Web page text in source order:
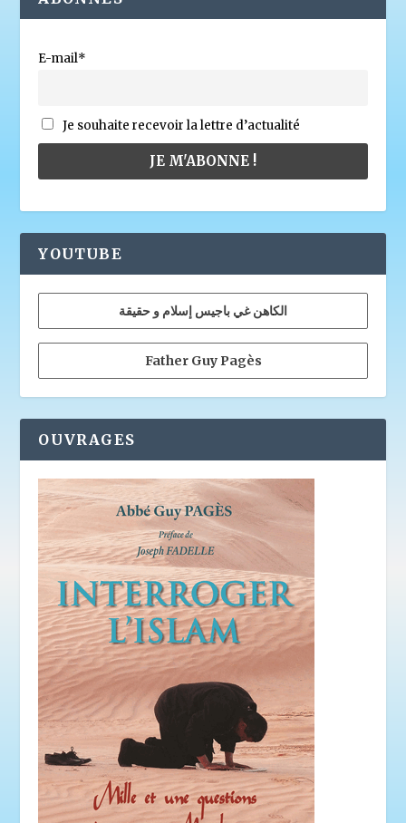
E-mail*
Je souhaite recevoir la lettre d’actualité
YOUTUBE
الكاهن غي باجيس إسلام و حقيقة
Father Guy Pagès
OUVRAGES